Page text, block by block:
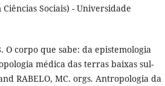
Sociais) - Universidade
O corpo que sabe: da epistemologia
médica das terras baixas sul-
RABELO, MC. orgs. Antropologia da